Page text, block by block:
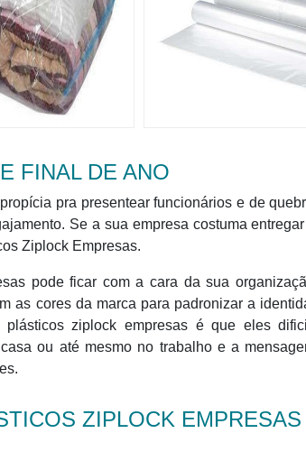
FINAL DE ANO
pra presentear funcionários e de
Se a sua empresa costuma entregar
Ziplock Empresas.
pode ficar com a cara da sua
as cores da marca para padronizar a
ziplock empresas é que eles
ou até mesmo no trabalho e a
ZIPLOCK EMPRESAS